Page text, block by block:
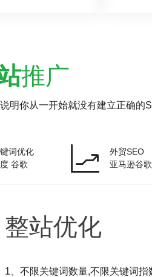
推广
说明你从一开始就没有建立正确的
词优化
谷歌
外贸SEO
亚马逊谷歌
整站优化
1、不限关键词数量,不限关键词指